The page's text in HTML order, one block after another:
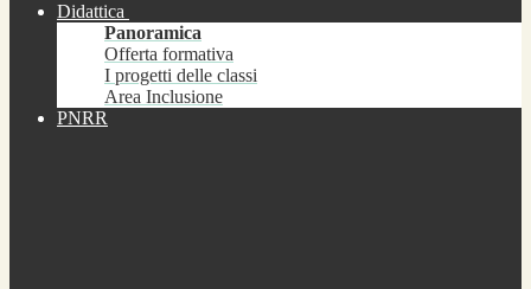
Didattica
Panoramica
Offerta formativa
I progetti delle classi
Area Inclusione
PNRR